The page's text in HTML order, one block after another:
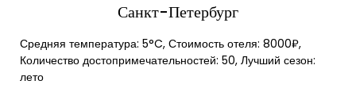
Санкт-Петербург
Средняя температура: 5°C, Стоимость отеля: 8000₽,
Количество достопримечательностей: 50, Лучший сезон:
лето